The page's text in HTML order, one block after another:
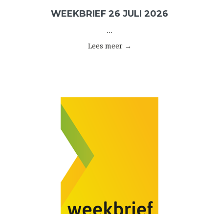
WEEKBRIEF 26 JULI 2026
...
Lees meer →